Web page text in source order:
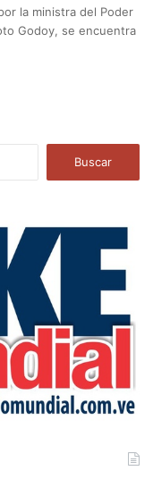
la ministra del Poder
Godoy, se encuentra
a